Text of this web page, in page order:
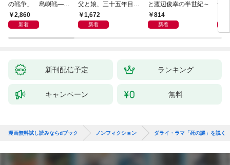
の戦争」 島嶼戦――
マッカーサーとの激闘
の真実
2,860
新着
父と娘、三十五年目の
赦し1,672
新着
と渡辺俊幸の半世紀～
814
新着
子
新刊配信予定 ランキング
キャンペーン 無料
漫画無料試し読みならdブック ノンフィクション ダライ・ラマ「死の謎」を説く